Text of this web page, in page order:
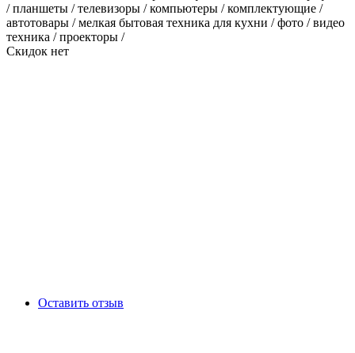
/ планшеты / телевизоры / компьютеры / комплектующие /
автотовары / мелкая бытовая техника для кухни / фото / видео
техника / проекторы /
Скидок нет
Оставить отзыв